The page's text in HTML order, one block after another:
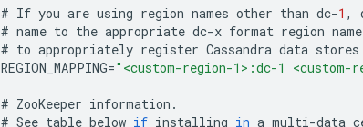
# If you are using region names other than dc-1 ,
# name to the appropriate dc-x format region name
# to appropriately register Cassandra data stores
REGION_MAPPING="<custom-region-1>:dc-1
# ZooKeeper information .
# See table below if installing in a multi-data